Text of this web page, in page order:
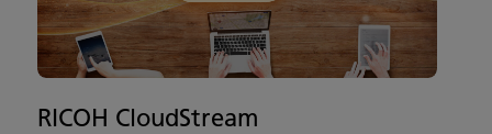
RICOH CloudStream